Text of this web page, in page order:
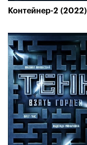
Контейнер-2 (2022)